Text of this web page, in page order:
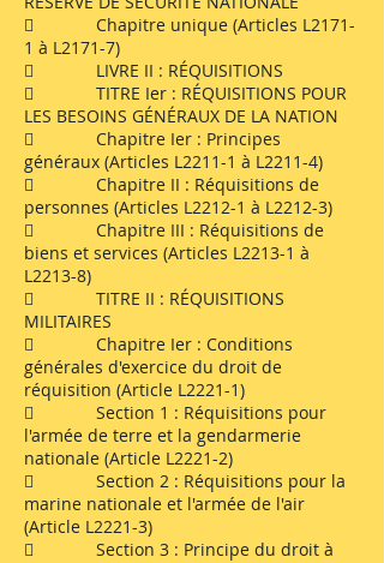
 Chapitre unique (Articles L2171-
1 à L2171-7)
 LIVRE II : RÉQUISITIONS
 TITRE Ier : RÉQUISITIONS POUR
LES BESOINS GÉNÉRAUX DE LA NATION
 Chapitre Ier : Principes
généraux (Articles L2211-1 à L2211-4)
 Chapitre II : Réquisitions de
personnes (Articles L2212-1 à L2212-3)
 Chapitre III : Réquisitions de
biens et services (Articles L2213-1 à
L2213-8)
 TITRE II : RÉQUISITIONS
MILITAIRES
 Chapitre Ier : Conditions
générales d'exercice du droit de
réquisition (Article L2221-1)
 Section 1 : Réquisitions pour
l'armée de terre et la gendarmerie
nationale (Article L2221-2)
 Section 2 : Réquisitions pour la
marine nationale et l'armée de l'air
(Article L2221-3)
 Section 3 : Principe du droit à